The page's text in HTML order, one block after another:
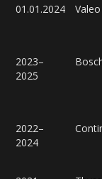
01.01.2024 Valeo
2023–
2025
2022–
2024